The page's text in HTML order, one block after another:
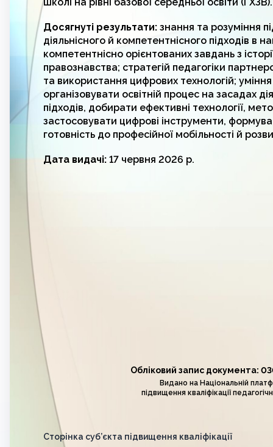
Досягнуті результати: знання та розуміння
діяльнісного й компетентнісного підходів в
компетентнісно орієнтованих завдань з
правознавства; стратегій педагогіки
та використання цифрових технологій;
організовувати освітній процес на засадах
підходів, добирати ефективні технології,
застосовувати цифрові інструменти,
готовність до професійної мобільності й
Дата видачі: 17 червня 2026 р.
Обліковий запис документа:
Видано на Національній
підвищення кваліфікації
Сторінка суб’єкта підвищення кваліфікації